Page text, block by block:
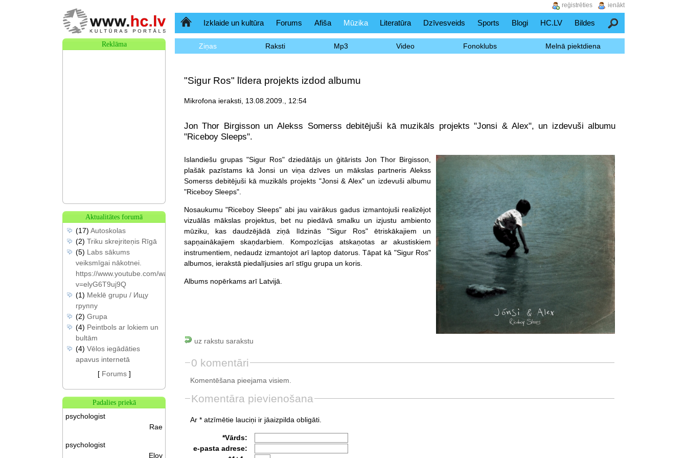
SākumlapaIzklaide un kultūra Forums Afiša Mūzika Literatūra Dzīvesveids Sports Blogi HC.LV Bildes Meklēšana
Ziņas Raksti Mp3 Video Fonoklubs Melnā piektdiena
"Sigur Ros" līdera projekts izdod albumu
Mikrofona ieraksti, 13.08.2009., 12:54
Jon Thor Birgisson un Alekss Somerss debitējuši kā muzikāls projekts "Jonsi & Alex", un izdevuši albumu
"Riceboy Sleeps".
Islandiešu grupas "Sigur Ros" dziedātājs un ģitārists Jon Thor Birgisson,
plašāk pazīstams kā Jonsi un viņa dzīves un mākslas partneris Alekss
Somerss debitējuši kā muzikāls projekts "Jonsi & Alex" un izdevuši albumu
"Riceboy Sleeps".
Nosaukumu "Riceboy Sleeps" abi jau vairākus gadus izmantojuši realizējot
vizuālās mākslas projektus, bet nu piedāvā smalku un izjustu ambiento
mūziku, kas daudzējādā ziņā līdzinās "Sigur Ros" ētriskākajiem un
sapņainākajiem skaņdarbiem. Kompozīcijas atskaņotas ar akustiskiem
instrumentiem, nedaudz izmantojot arī laptop datorus. Tāpat kā "Sigur Ros"
albumos, ierakstā piedalījusies arī stīgu grupa un koris.
Albums nopērkams arī Latvijā.
uz rakstu sarakstu
0 komentāri
Komentēšana pieejama visiem.
Komentāra pievienošana
Ar * atzīmētie lauciņi ir jāaizpilda obligāti.
*Vārds:
e-pasta adrese:
Reklāma
Aktualitātes forumā
(17) Autoskolas
(2) Triku skrejriteņis Rīgā
(5) Labs sākums
veiksmīgai nākotnei.
https://www.youtube.com/watch?
v=elyG6T9uj9Q
(1) Meklē grupu / Ищу
группу
(2) Grupa
(4) Peintbols ar lokiem un
bultām
(4) Vēlos iegādāties
apavus internetā
[ Forums]
Padalies priekā
psychologist
Rae
psychologist
Eloy
ienākt
reģistrēties